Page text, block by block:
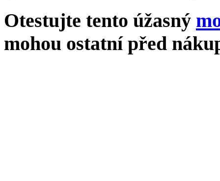
Otestujte tento úžasný
mohou ostatní před